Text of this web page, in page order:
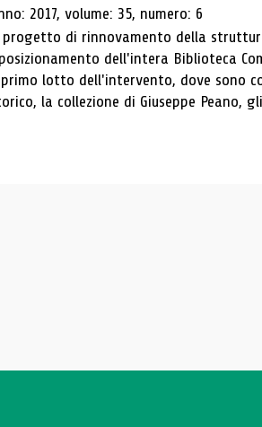
2017, volume: 35, numero: 6
di rinnovamento della
dell'intera Biblioteca
lotto dell'intervento, dove sono
la collezione di Giuseppe Peano,